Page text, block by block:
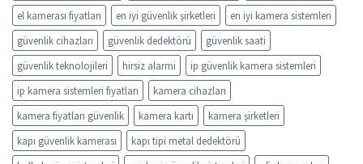
el kamerası fiyatları
en iyi güvenlik şirketleri
en iyi kamera sistemleri
güvenlik cihazları
güvenlik dedektörü
güvenlik saati
güvenlik teknolojileri
hirsiz alarmi
ip güvenlik kamera sistemleri
ip kamera sistemleri fiyatları
kamera cihazları
kamera fiyatları güvenlik
kamera kartı
kamera şirketleri
kapı güvenlik kamerası
kapı tipi metal dedektörü